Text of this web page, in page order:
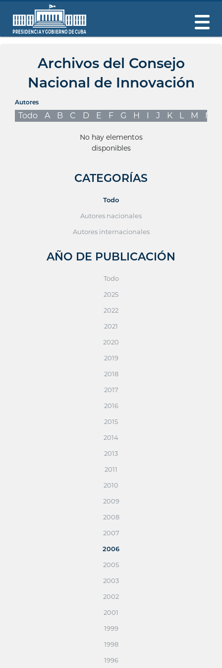
Archivos del Consejo
Nacional de Innovación
Autores
Todo A B C D E F G H I J K L M N
No hay elementos
disponibles
CATEGORÍAS
Todo
Autores nacionales
Autores internacionales
AÑO DE PUBLICACIÓN
Todo
2025
2022
2021
2020
2019
2018
2017
2016
2015
2014
2013
2011
2010
2009
2008
2007
2006
2005
2003
2002
2001
1999
1998
1996